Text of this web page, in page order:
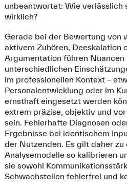
unbeantwortet: Wie verlässlich
wirklich?
Gerade bei der Bewertung von
aktivem Zuhören, Deeskalation
Argumentation führen
unterschiedlichen
im professionellen Kontext –
Personalentwicklung oder im
ernsthaft eingesetzt werden
extrem präzise, objektiv und
sein. Fehlerhafte Diagnosen
Ergebnisse bei identischem
der Nutzenden. Es gilt daher
Analysemodelle so kalibrieren
sie sowohl
Schwachstellen fehlerfrei und